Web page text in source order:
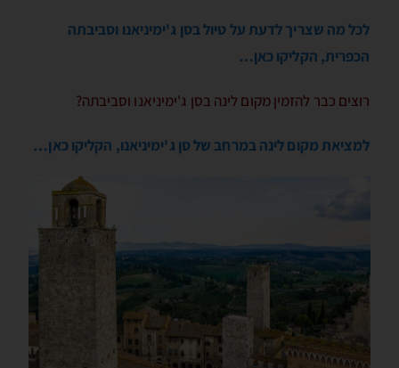
לכל מה שצריך לדעת על טיול בסן ג'ימיניאנו וסביבתה
הכפרית, הקליקו כאן…
רוצים כבר להזמין מקום לינה בסן ג'ימיניאנו וסביבתה?
למציאת מקום לינה במרחב של סן ג'ימיניאנו, הקליקו כאן…